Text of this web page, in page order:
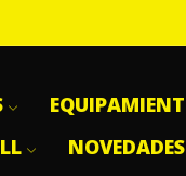
NOVEDADES